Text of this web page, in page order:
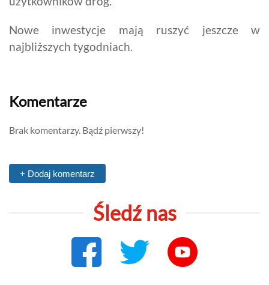
Nowe inwestycje mają ruszyć jeszcze w
najbliższych tygodniach.
Komentarze
Brak komentarzy. Bądź pierwszy!
+ Dodaj komentarz
Śledź nas